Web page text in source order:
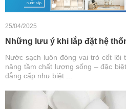
25/04/2025
Những lưu ý khi lắp đặt hệ
Nước sạch luôn đóng vai trò cốt lõi
nâng tầm chất lượng sống – đặc
đẳng cấp như biệt ...